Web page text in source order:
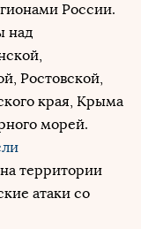
России.
над
Ростовской,
края, Крыма
морей.
территории
атаки со